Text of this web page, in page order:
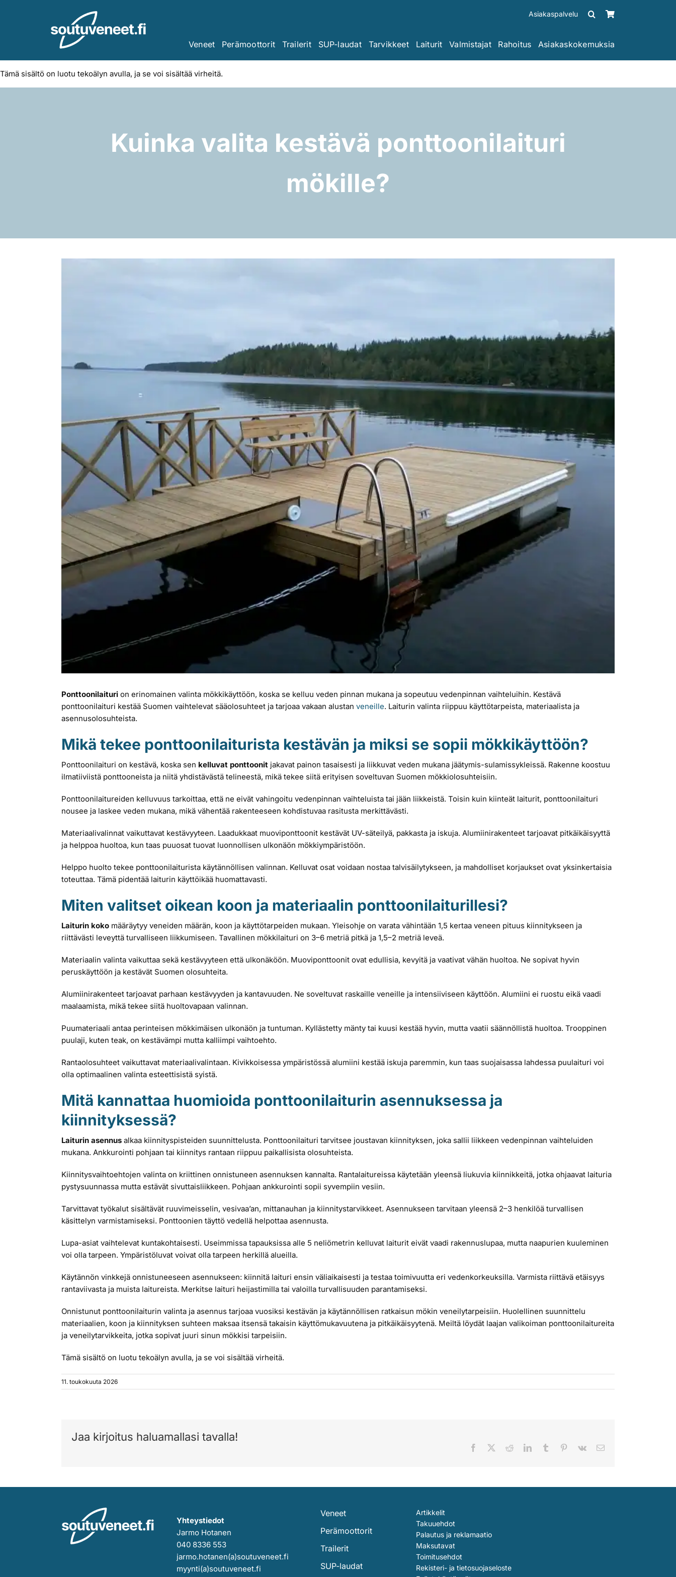
Asiakaspalvelu
Veneet Perämoottorit Trailerit SUP-laudat Tarvikkeet Laiturit Valmistajat Rahoitus Asiakaskokemuksia
Tämä sisältö on luotu tekoälyn avulla, ja se voi sisältää virheitä.
Kuinka valita kestävä ponttoonilaituri
mökille?
Ponttoonilaituri on erinomainen valinta mökkikäyttöön, koska se kelluu veden pinnan mukana ja sopeutuu vedenpinnan vaihteluihin. Kestävä
ponttoonilaituri kestää Suomen vaihtelevat sääolosuhteet ja tarjoaa vakaan alustan veneille. Laiturin valinta riippuu käyttötarpeista, materiaalista ja
asennusolosuhteista.
Mikä tekee ponttoonilaiturista kestävän ja miksi se sopii mökkikäyttöön?
Ponttoonilaituri on kestävä, koska sen kelluvat ponttoonit jakavat painon tasaisesti ja liikkuvat veden mukana jäätymis-sulamissykleissä. Rakenne koostuu
ilmatiiviistä ponttooneista ja niitä yhdistävästä telineestä, mikä tekee siitä erityisen soveltuvan Suomen mökkiolosuhteisiin.
Ponttoonilaitureiden kelluvuus tarkoittaa, että ne eivät vahingoitu vedenpinnan vaihteluista tai jään liikkeistä. Toisin kuin kiinteät laiturit, ponttoonilaituri
nousee ja laskee veden mukana, mikä vähentää rakenteeseen kohdistuvaa rasitusta merkittävästi.
Materiaalivalinnat vaikuttavat kestävyyteen. Laadukkaat muoviponttoonit kestävät UV-säteilyä, pakkasta ja iskuja. Alumiinirakenteet tarjoavat pitkäikäisyyttä
ja helppoa huoltoa, kun taas puuosat tuovat luonnollisen ulkonäön mökkiympäristöön.
Helppo huolto tekee ponttoonilaiturista käytännöllisen valinnan. Kelluvat osat voidaan nostaa talvisäilytykseen, ja mahdolliset korjaukset ovat yksinkertaisia
toteuttaa. Tämä pidentää laiturin käyttöikää huomattavasti.
Miten valitset oikean koon ja materiaalin ponttoonilaiturillesi?
Laiturin koko määräytyy veneiden määrän, koon ja käyttötarpeiden mukaan. Yleisohje on varata vähintään 1,5 kertaa veneen pituus kiinnitykseen ja
riittävästi leveyttä turvalliseen liikkumiseen. Tavallinen mökkilaituri on 3–6 metriä pitkä ja 1,5–2 metriä leveä.
Materiaalin valinta vaikuttaa sekä kestävyyteen että ulkonäköön. Muoviponttoonit ovat edullisia, kevyitä ja vaativat vähän huoltoa. Ne sopivat hyvin
peruskäyttöön ja kestävät Suomen olosuhteita.
Alumiinirakenteet tarjoavat parhaan kestävyyden ja kantavuuden. Ne soveltuvat raskaille veneille ja intensiiviseen käyttöön. Alumiini ei ruostu eikä vaadi
maalaamista, mikä tekee siitä huoltovapaan valinnan.
Puumateriaali antaa perinteisen mökkimäisen ulkonäön ja tuntuman. Kyllästetty mänty tai kuusi kestää hyvin, mutta vaatii säännöllistä huoltoa. Trooppinen
puulaji, kuten teak, on kestävämpi mutta kalliimpi vaihtoehto.
Rantaolosuhteet vaikuttavat materiaalivalintaan. Kivikkoisessa ympäristössä alumiini kestää iskuja paremmin, kun taas suojaisassa lahdessa puulaituri voi
olla optimaalinen valinta esteettisistä syistä.
Mitä kannattaa huomioida ponttoonilaiturin asennuksessa ja
kiinnityksessä?
Laiturin asennus alkaa kiinnityspisteiden suunnittelusta. Ponttoonilaituri tarvitsee joustavan kiinnityksen, joka sallii liikkeen vedenpinnan vaihteluiden
mukana. Ankkurointi pohjaan tai kiinnitys rantaan riippuu paikallisista olosuhteista.
Kiinnitysvaihtoehtojen valinta on kriittinen onnistuneen asennuksen kannalta. Rantalaitureissa käytetään yleensä liukuvia kiinnikkeitä, jotka ohjaavat laituria
pystysuunnassa mutta estävät sivuttaisliikkeen. Pohjaan ankkurointi sopii syvempiin vesiin.
Tarvittavat työkalut sisältävät ruuvimeisselin, vesivaa’an, mittanauhan ja kiinnitystarvikkeet. Asennukseen tarvitaan yleensä 2–3 henkilöä turvallisen
käsittelyn varmistamiseksi. Ponttoonien täyttö vedellä helpottaa asennusta.
Lupa-asiat vaihtelevat kuntakohtaisesti. Useimmissa tapauksissa alle 5 neliömetrin kelluvat laiturit eivät vaadi rakennuslupaa, mutta naapurien kuuleminen
voi olla tarpeen. Ympäristöluvat voivat olla tarpeen herkillä alueilla.
Käytännön vinkkejä onnistuneeseen asennukseen: kiinnitä laituri ensin väliaikaisesti ja testaa toimivuutta eri vedenkorkeuksilla. Varmista riittävä etäisyys
rantaviivasta ja muista laitureista. Merkitse laituri heijastimilla tai valoilla turvallisuuden parantamiseksi.
Onnistunut ponttoonilaiturin valinta ja asennus tarjoaa vuosiksi kestävän ja käytännöllisen ratkaisun mökin veneilytarpeisiin. Huolellinen suunnittelu
materiaalien, koon ja kiinnityksen suhteen maksaa itsensä takaisin käyttömukavuutena ja pitkäikäisyytenä. Meiltä löydät laajan valikoiman ponttoonilaitureita
ja veneilytarvikkeita, jotka sopivat juuri sinun mökkisi tarpeisiin.
Tämä sisältö on luotu tekoälyn avulla, ja se voi sisältää virheitä.
11. toukokuuta 2026
Jaa kirjoitus haluamallasi tavalla!
Facebook RedditLinkedInTumblr Pinterest
Vk Sähköposti
Yhteystiedot
Jarmo Hotanen
040 8336 553
jarmo.hotanen(a)soutuveneet.fi
myynti(a)soutuveneet.fi
Veneet
Perämoottorit
Trailerit
SUP-laudat
Artikkelit
Takuuehdot
Palautus ja reklamaatio
Maksutavat
Toimitusehdot
Rekisteri- ja tietosuojaseloste